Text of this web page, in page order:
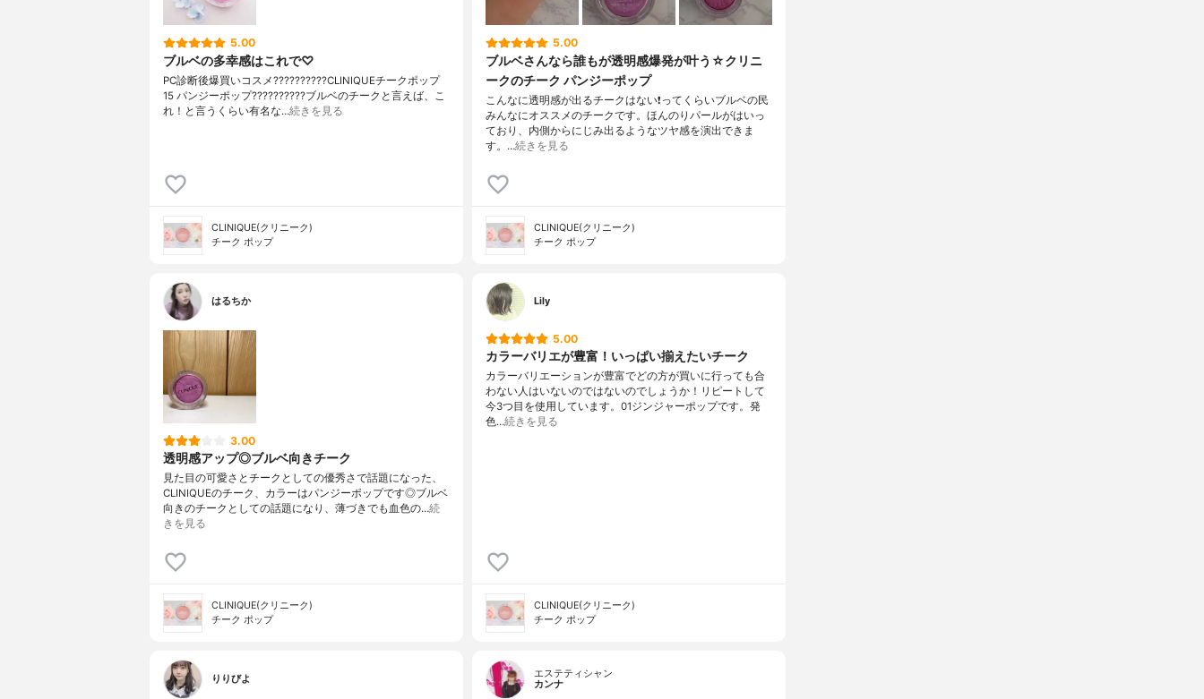
5.00
ブルベの多幸感はこれで♡
PC診断後爆買いコスメ??????????CLINIQUEチークポップ
15 パンジーポップ??????????ブルベのチークと言えば、こ
れ！と言うくらい有名な…続きを見る
CLINIQUE(クリニーク)
チーク ポップ
5.00
ブルベさんなら誰もが透明感爆発が叶う☆クリニ
ークのチーク パンジーポップ
こんなに透明感が出るチークはない❗ってくらいブルベの民
みんなにオススメのチークです。ほんのりパールがはいっ
ており、内側からにじみ出るようなツヤ感を演出できま
す。…続きを見る
CLINIQUE(クリニーク)
チーク ポップ
はるちか
3.00
透明感アップ◎ブルベ向きチーク
見た目の可愛さとチークとしての優秀さで話題になった、
CLINIQUEのチーク、カラーはパンジーポップです◎ブルベ
向きのチークとしての話題になり、薄づきでも血色の…続
きを見る
CLINIQUE(クリニーク)
チーク ポップ
Lily
5.00
カラーバリエが豊富！いっぱい揃えたいチーク
カラーバリエーションが豊富でどの方が買いに行っても合
わない人はいないのではないのでしょうか！リピートして
今3つ目を使用しています。01ジンジャーポップです。発
色…続きを見る
CLINIQUE(クリニーク)
チーク ポップ
りりびよ
エステティシャン
カンナ